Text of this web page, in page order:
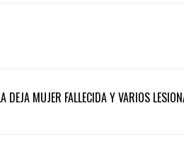
DEJA MUJER FALLECIDA Y VARIOS